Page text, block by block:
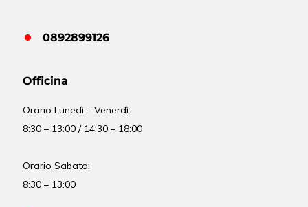
0892899126
Officina
OrarioLunedì – Venerdì:
8:30 – 13:00 / 14:30 – 18:00
Orario Sabato:
8:30 – 13:00